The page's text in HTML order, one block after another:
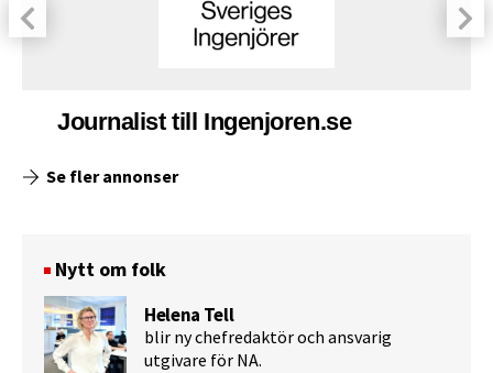
Journalist till Ingenjoren.se
Se fler annonser
Nytt om folk
Helena Tell
blir ny chefredaktör och ansvarig
utgivare för NA.